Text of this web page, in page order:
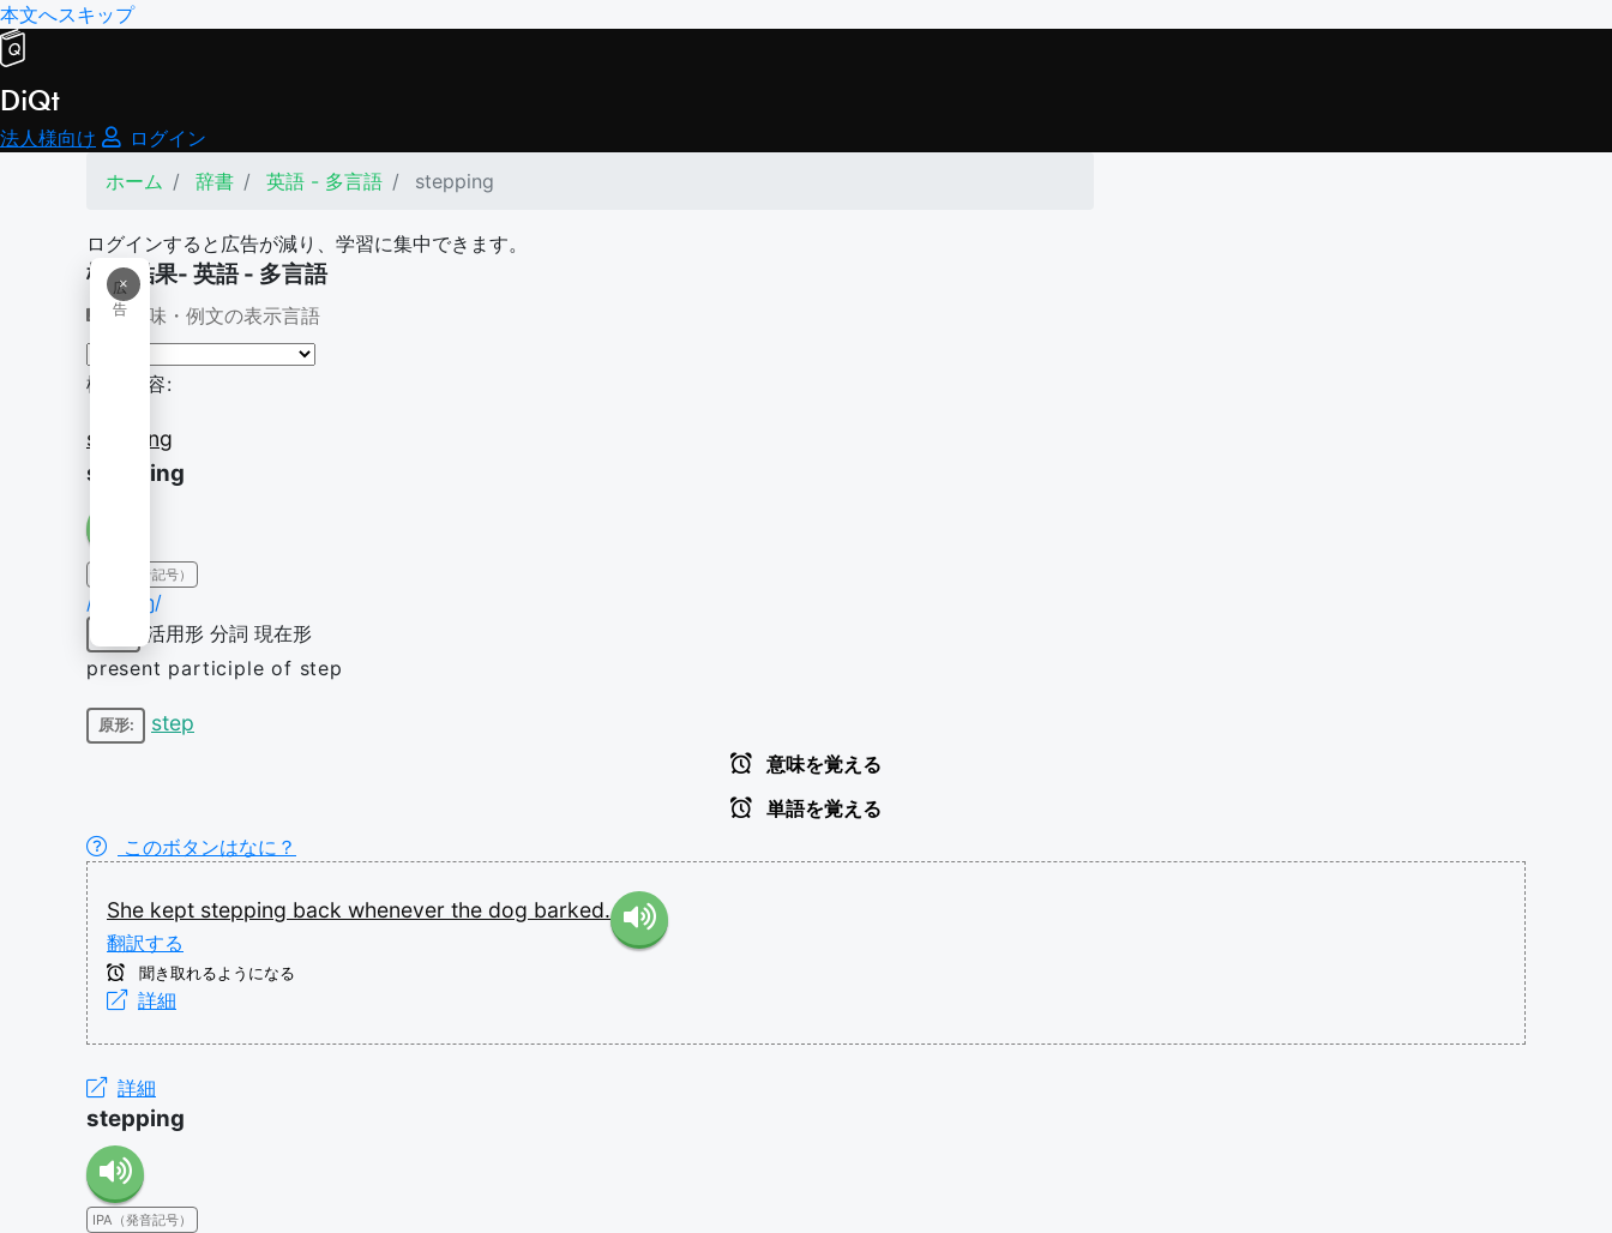
本文へスキップ
DiQt
法人様向け
ログイン
ホーム
辞書 英語 - 多言語 stepping
ログインすると広告が減り、学習に集中できます。
×
広
告
検索結果- 英語 - 多言語
意味・例文の表示言語
検索内容:
stepping
stepping
IPA（発音記号）
/ˈstɛpɪŋ/
活用形 分詞 現在形
present participle of step
原形: step
意味を覚える
単語を覚える
このボタンはなに？
She kept stepping back whenever the dog barked.
翻訳する
聞き取れるようになる
詳細
詳細
stepping
IPA（発音記号）